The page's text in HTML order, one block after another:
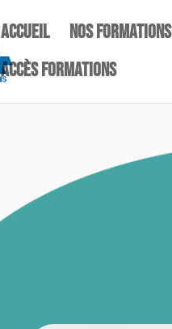
Accueil NOS FORMATIONS
Accès Formations